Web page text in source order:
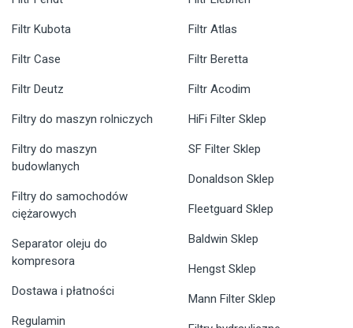
Filtr Kubota
Filtr Case
Filtr Deutz
Filtr Atlas
Filtr Beretta
Filtr Acodim
Filtry do maszyn rolniczych
Filtry do maszyn
budowlanych
Filtry do samochodów
ciężarowych
Separator oleju do
kompresora
Dostawa i płatności
Regulamin
HiFi Filter Sklep
SF Filter Sklep
Donaldson Sklep
Fleetguard Sklep
Baldwin Sklep
Hengst Sklep
Mann Filter Sklep